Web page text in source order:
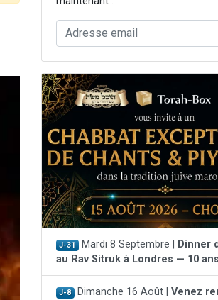
J-31 Mardi 8 Septembre |
Dinner
au Rav Sitruk à Londres — 10
J-8 Dimanche 16 Août | Venez